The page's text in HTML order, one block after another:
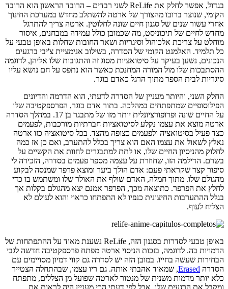
בגדול, אפשר לחלק את ReLife לשני רבדים – הרובד הראשון הוא הרובד
הקומי, שנוצר ברובו מהצורך של ארטה להשתלב מחדש במערכת החינוך
אחרי עשור שנים של סגנון חיים שונה לחלוטין. ארטה צריך להתרגל
מחדש לחיים של תיכוניסט, מה שכמובן כולל עמידה במבחנים, איסור
מוחלט על צריכת אלכוהול וסיגריות ושאר החובות שחלות באופן טבעי על
כל תלמיד. האלמנט הקומי של הסדרה, בשילוב אנימציית צ'יבי ברגעים
הנכונים, נשען בעיקר על סיטואציות מסוג זה והתגובות שלו אליהן, לדוגמה
ההסתבכות שלו מול המורה המחנכת כאשר הוא נתפס על חם נושא עליו
סיגריות לבית הספר מתוך הרגל כאדם בוגר.
החלק השני, והיותר מעניין של הסדרה לדעתי, הוא הדרמה והדיונים
הפילוסופיים שמתפתחים במהלכה. בתור אדם בוגר, הפרספקטיבה שלו
על החיים שונה ופרופורציונלית יותר מזו של מתבגר בן 17. במהלך הסדרה
ארטה מוצא את עצמו נקלע לסיטואציות חברתיות מורכבות, לפעמים
כצד פעיל בסיטואציה ולפעמים כצופה מהצד. בכל סיטואציה כזו ארטה
נאלץ לשאול את עצמו האם הוא צריך בכלל להתערב, ואם כן אז כמה
לחלוק מהניסיון החיים שלו, או לתת למתבגרים לחוות את הקשיים על
בשרם. הדילמה הזו, שחוזרת על עצמה מספר פעמים בסדרה, הזכירה לי
סיפור קצר שקראתי פעם: אדם הולך ביער ומוצא פרפר שמנסה לבקוע
מהגולם שלו. מתוך חמלה, האדם שולף את האולר שלו ומשתמש בו כדי
לחלץ את הפרפר. כתוצאה מכך, הפרפר אמנם יצא מהגולם בקלות אך
בגלל ההתערבות החיצונית כנפיו לא התפתחו כראוי והוא לעולם לא
הצליח לעוף.
באופן טבעי לסדרות בסגנון הזה, ReLife נשענת מאוד על ההתפתחות של
הדמויות בה. לדוגמה, בזכות הניסוי ארטה מפתח פרספקטיבה חדשה לגבי
הבחירות שעשה בחייו. במובן הזה יש לסדרה גם קווי דמיון מסויימים עם
הסדרה Erased, שמאוד אהבתי אותה. גם ריו עצמו, שבהתחלה הצטייר
כלא יותר מדמות משנית של מנטור לארטה שפועל מן הצללים, מתפתח
ומקבל את הרגעים שלו. אבל לפי דעתי הכי מעניין היה לראות את